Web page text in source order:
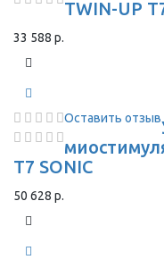
TWIN-UP
33 588 р.
Оставить отзыв
T7 SONIC
50 628 р.